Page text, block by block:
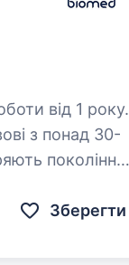
від 1 року.
з понад 30-
покоління
Зберегти